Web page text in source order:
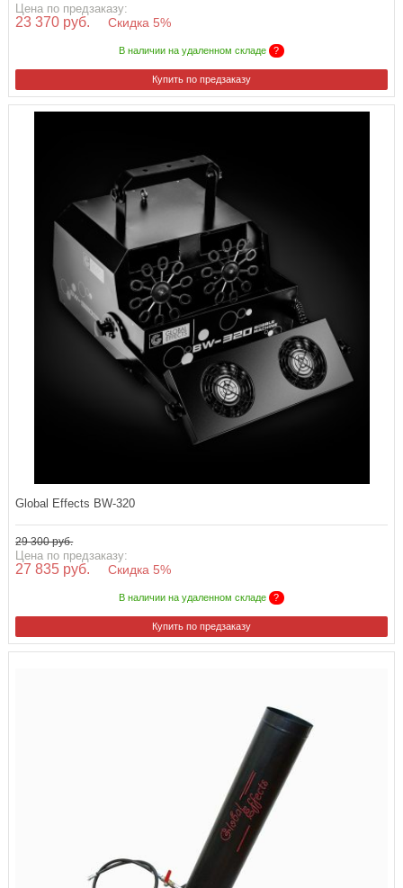
Цена по предзаказу:
23 370 руб. Скидка 5%
В наличии на удаленном складе ?
Купить по предзаказу
Global Effects BW-320
29 300 руб.
Цена по предзаказу:
27 835 руб. Скидка 5%
В наличии на удаленном складе ?
Купить по предзаказу